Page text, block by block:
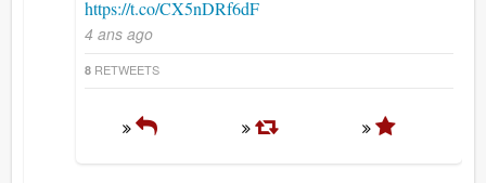
https://t.co/CX5nDRf6dF
4 ans ago
8 RETWEETS